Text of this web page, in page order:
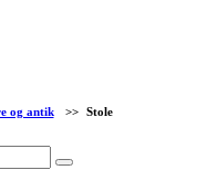
og antik >> Stole